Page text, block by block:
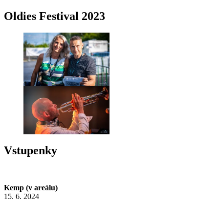
Oldies Festival 2023
Vstupenky
Kemp (v areálu)
15. 6. 2024